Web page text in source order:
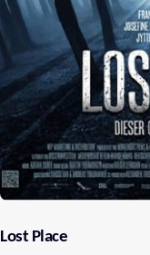
Lost Place